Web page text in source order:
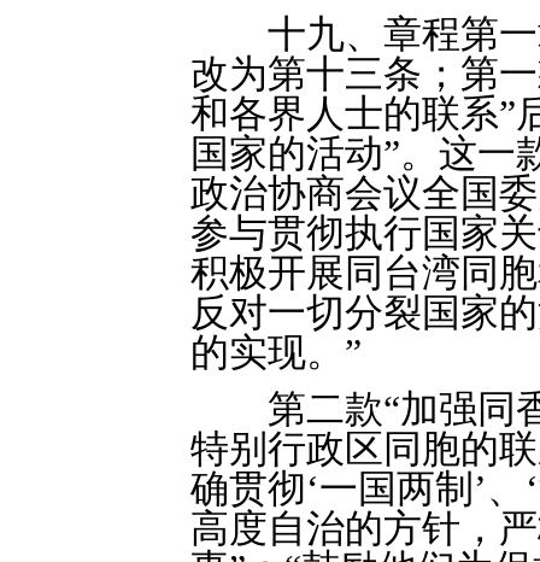
十九、章程第一
改为第十三条；第
和各界人士的联系”
国家的活动”。这一
政治协商会议全国
参与贯彻执行国家
积极开展同台湾同
反对一切分裂国家
的实现。”
第二款“加强同香
特别行政区同胞的
确贯彻‘一国两制’、
高度自治的方针，